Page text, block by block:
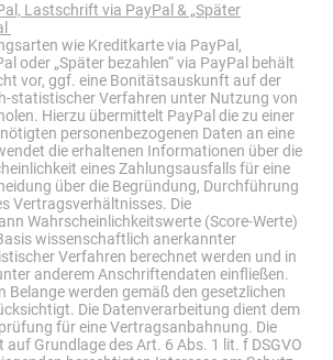
Lastschrift via PayPal & „Später
wie Kreditkarte via PayPal,
oder „Später bezahlen“ via PayPal behält
vor, ggf. eine Bonitätsauskunft auf der
statistischer Verfahren unter Nutzung von
Hierzu übermittelt PayPal die zu einer
personenbezogenen Daten an eine
die erhaltenen Informationen über die
eines Zahlungsausfalls für eine
über die Begründung, Durchführung
Vertragsverhältnisses. Die
Wahrscheinlichkeitswerte (Score-Werte)
wissenschaftlich anerkannter
Verfahren berechnet werden und in
anderem Anschriftendaten einfließen.
Belange werden gemäß den gesetzlichen
Die Datenverarbeitung dient dem
für eine Vertragsanbahnung. Die
Grundlage des Art. 6 Abs. 1 lit. f DSGVO